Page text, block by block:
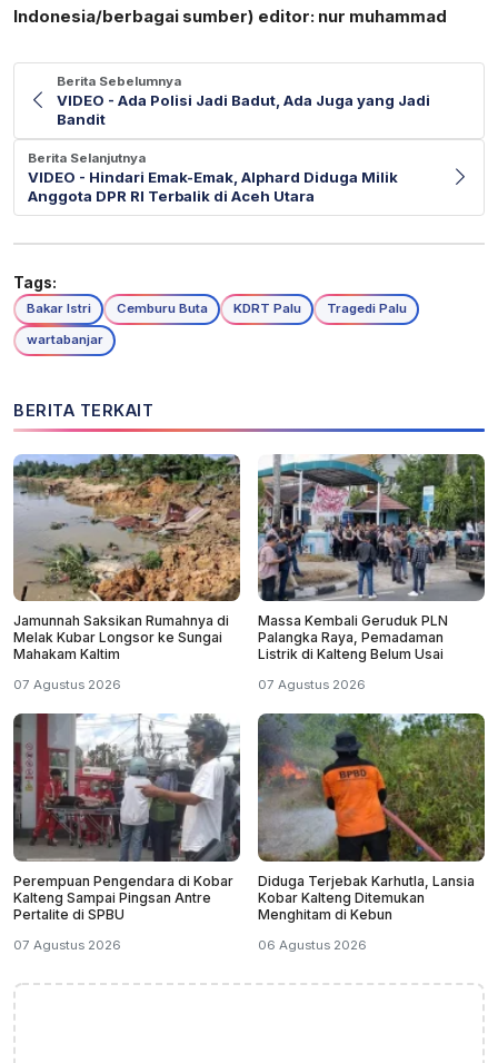
Indonesia/berbagai sumber) editor: nur muhammad
Berita Sebelumnya
VIDEO - Ada Polisi Jadi Badut, Ada Juga yang Jadi
Bandit
Berita Selanjutnya
VIDEO - Hindari Emak-Emak, Alphard Diduga Milik
Anggota DPR RI Terbalik di Aceh Utara
Tags:
Bakar Istri Cemburu Buta KDRT Palu
Tragedi Palu
wartabanjar
BERITA TERKAIT
Jamunnah Saksikan Rumahnya di
Melak Kubar Longsor ke Sungai
Mahakam Kaltim
07 Agustus 2026
Massa Kembali Geruduk PLN
Palangka Raya, Pemadaman
Listrik di Kalteng Belum Usai
07 Agustus 2026
Perempuan Pengendara di Kobar
Kalteng Sampai Pingsan Antre
Pertalite di SPBU
07 Agustus 2026
Diduga Terjebak Karhutla, Lansia
Kobar Kalteng Ditemukan
Menghitam di Kebun
06 Agustus 2026